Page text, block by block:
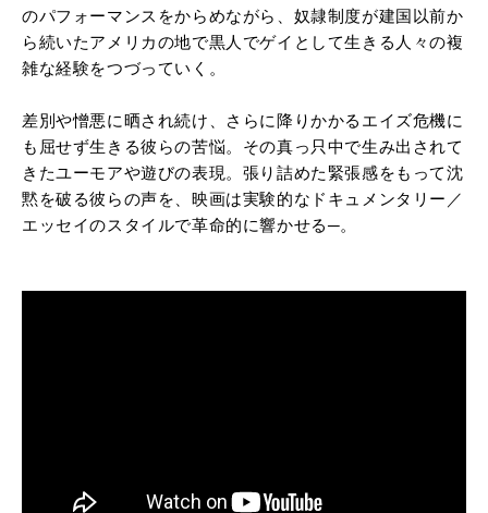
のパフォーマンスをからめながら、奴隷制度が建国以前か
ら続いたアメリカの地で黒人でゲイとして生きる人々の複
雑な経験をつづっていく。
差別や憎悪に晒され続け、さらに降りかかるエイズ危機に
も屈せず生きる彼らの苦悩。その真っ只中で生み出されて
きたユーモアや遊びの表現。張り詰めた緊張感をもって沈
黙を破る彼らの声を、映画は実験的なドキュメンタリー／
エッセイのスタイルで革命的に響かせる─。